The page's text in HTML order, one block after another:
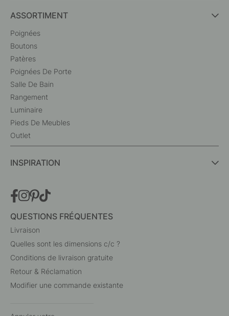
ASSORTIMENT
Poignées
Boutons
Patères
Poignées De Porte
Salle De Bain
Rangement
Luminaire
Pieds De Meubles
Outlet
INSPIRATION
QUESTIONS FRÉQUENTES
Livraison
Quelles sont les dimensions c/c ?
Conditions de livraison gratuite
Retour & Réclamation
Modifier une commande existante